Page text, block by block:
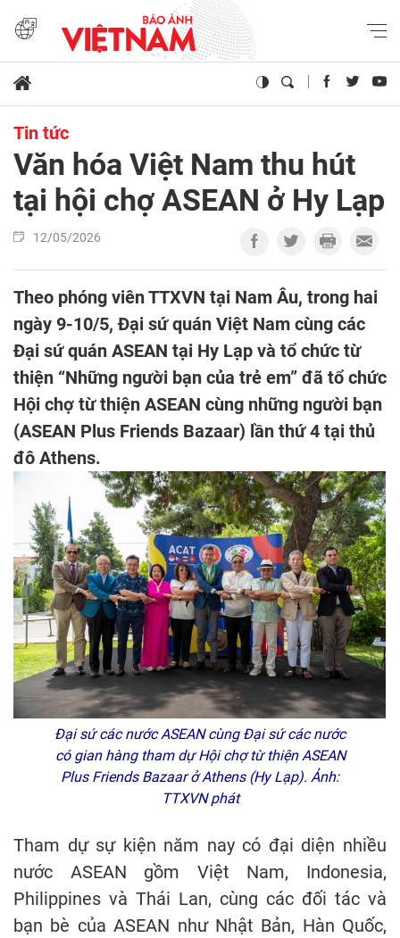
Tin tức
Văn hóa Việt Nam thu hút
tại hội chợ ASEAN ở Hy Lạp
12/05/2026
Theo phóng viên TTXVN tại Nam Âu, trong hai
ngày 9-10/5, Đại sứ quán Việt Nam cùng các
Đại sứ quán ASEAN tại Hy Lạp và tổ chức từ
thiện “Những người bạn của trẻ em” đã tổ chức
Hội chợ từ thiện ASEAN cùng những người bạn
(ASEAN Plus Friends Bazaar) lần thứ 4 tại thủ
đô Athens.
Đại sứ các nước ASEAN cùng Đại sứ các nước
có gian hàng tham dự Hội chợ từ thiện ASEAN
Plus Friends Bazaar ở Athens (Hy Lạp). Ảnh:
TTXVN phát
Tham dự sự kiện năm nay có đại diện nhiều
nước ASEAN gồm Việt Nam, Indonesia,
Philippines và Thái Lan, cùng các đối tác và
bạn bè của ASEAN như Nhật Bản, Hàn Quốc,